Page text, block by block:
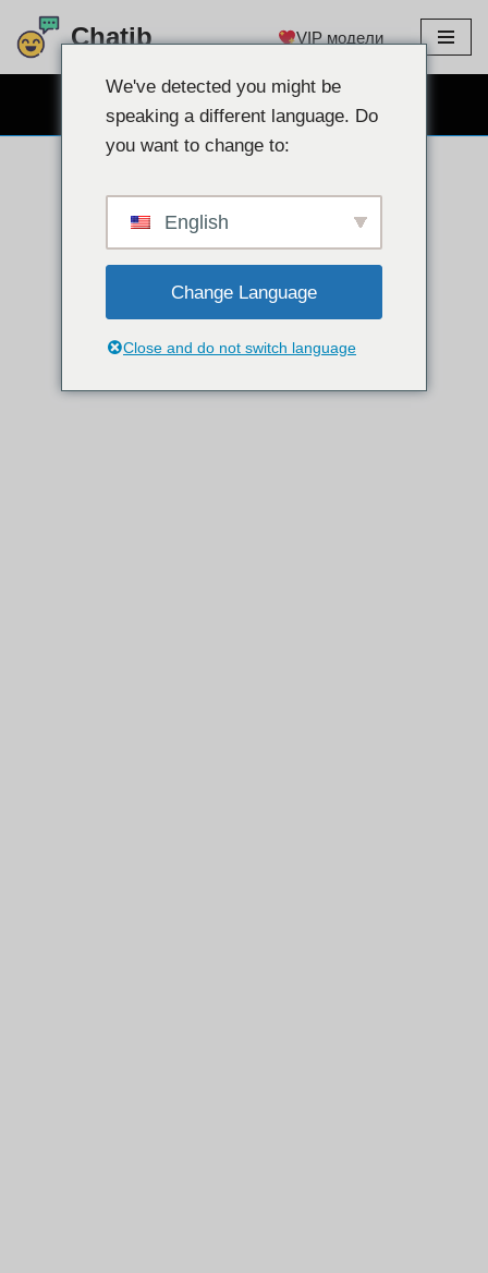
Преминете
съдържанието
Chatib VIP модели
We've detected you might be
speaking a different language. Do
you want to change to:
English
Change Language
Close and do not switch language